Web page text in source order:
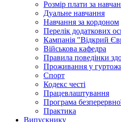
Розмір плати за
Дуальне навчання
Навчання за кордоном
Перелік додаткових
Кампанія "Відкрий
Військова кафедра
Правила поведінки
Проживання у
Спорт
Кодекс честі
Працевлаштування
Програма
Практика
Випускнику